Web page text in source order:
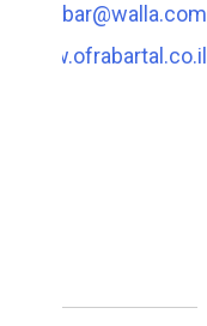
ofra_bar@walla.com
www.ofrabartal.co.il